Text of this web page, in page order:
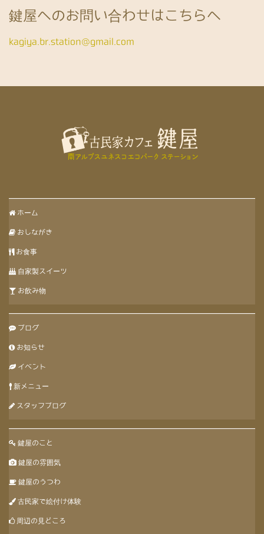
鍵屋へのお問い合わせはこちらへ
kagiya.br.station@gmail.com
ホーム
おしながき
お食事
自家製スイーツ
お飲み物
ブログ
お知らせ
イベント
新メニュー
スタッフブログ
鍵屋のこと
鍵屋の雰囲気
鍵屋のうつわ
古民家で絵付け体験
周辺の見どころ